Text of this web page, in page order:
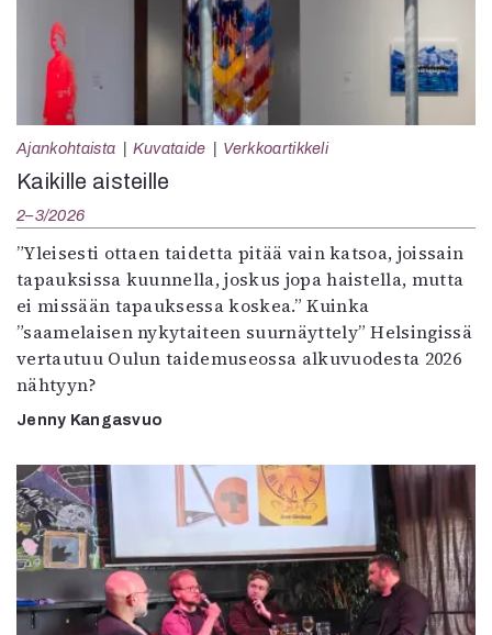
Ajankohtaista Kuvataide Verkkoartikkeli
Kaikille aisteille
2–3/2026
”Yleisesti ottaen taidetta pitää vain katsoa, joissain
tapauksissa kuunnella, joskus jopa haistella, mutta
ei missään tapauksessa koskea.” Kuinka
”saamelaisen nykytaiteen suurnäyttely” Helsingissä
vertautuu Oulun taidemuseossa alkuvuodesta 2026
nähtyyn?
Jenny Kangasvuo